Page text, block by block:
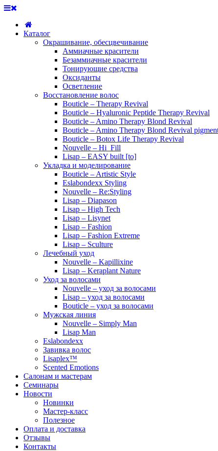
Каталог
Окрашивание, обесцвечивание
Аммиачные красители
Безаммиачные красители
Тонирующие средства
Оксиданты
Осветление
Восстановление волос
Bouticle – Therapy Revival
Bouticle – Hyaluronic Peptide Therapy Revival
Bouticle – Amino Therapy Blond Revival
Bouticle – Amino Therapy Blond Revival
Bouticle – Botox Life Therapy Revival
Nouvelle – Hi_Fill
Lisap – EASY built [to]
Укладка и моделирование
Bouticle – Artistic Style
Eslabondexx Styling
Nouvelle – Re:Styling
Lisap – Diapason
Lisap – High Tech
Lisap – Lisynet
Lisap – Fashion
Lisap – Fashion Extreme
Lisap – Sculture
Лечебный уход
Nouvelle – Kapillixine
Lisap – Keraplant Nature
Уход за волосами
Nouvelle – уход за волосами
Lisap – уход за волосами
Bouticle – уход за волосами
Мужская линия
Nouvelle – Simply Man
Lisap Man
Eslabondexx
Завивка волос
Lisaplex™
Scented Emotions
Салонам и мастерам
Семинары
Новости
Новинки
Мастер-класс
Полезное
Оплата и доставка
Отзывы
Контакты